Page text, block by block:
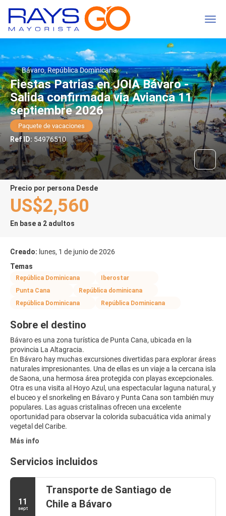
Bávaro, República Dominicana
Fiestas Patrias en JOIA Bávaro -
Salida confirmada via Avianca 11
septiembre 2026
Paquete de vacaciones
Ref ID: 54976510
precio por persona Desde
US$2,560
En base a 2 adultos
Creado: lunes, 1 de junio de 2026
Temas
República Dominicana
Iberostar
Punta Cana
República dominicana
República Dominicana
República Dominicana
Sobre el destino
Bávaro es una zona turística de Punta Cana, ubicada en la
provincia La Altagracia.
En Bávaro hay muchas excursiones divertidas para explorar áreas
naturales impresionantes. Una de ellas es un viaje a la cercana isla
de Saona, una hermosa área protegida con playas excepcionales.
Otra es una visita al Hoyo Azul, una espectacular laguna natural, y
el buceo y el snorkeling en Bávaro y Punta Cana son también muy
populares. Las aguas cristalinas ofrecen una excelente
oportunidad para observar la colorida subacuática vida animal y
vegetal del Caribe.
Más info
Servicios incluidos
11
sept
Transporte de Santiago de
Chile a Bávaro